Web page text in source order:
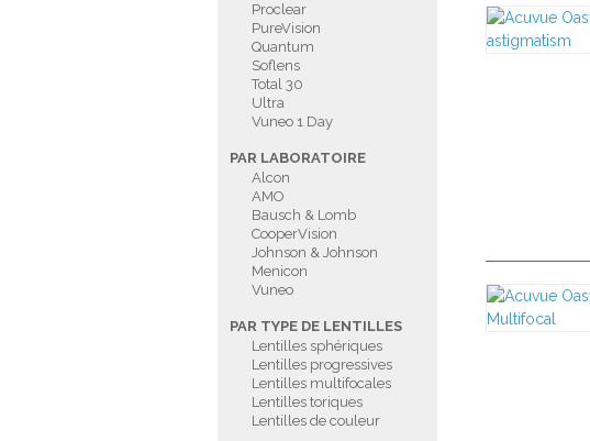
Proclear
PureVision
Quantum
Soflens
Total 30
Ultra
Vuneo 1 Day
PAR LABORATOIRE
Alcon
AMO
Bausch & Lomb
CooperVision
Johnson & Johnson
Menicon
Vuneo
PAR TYPE DE LENTILLES
Lentilles sphériques
Lentilles progressives
Lentilles multifocales
Lentilles toriques
Lentilles de couleur